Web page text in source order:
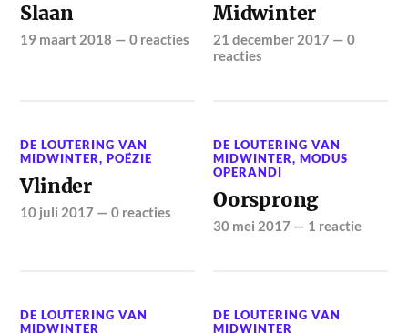
Slaan
19 maart 2018 —0 reacties
Midwinter
21 december 2017 —0
reacties
DE LOUTERING VAN
MIDWINTER,POËZIE
Vlinder
10 juli 2017 —0 reacties
DE LOUTERING VAN
MIDWINTER,MODUS
OPERANDI
Oorsprong
30 mei 2017 — 1 reactie
DE LOUTERING VAN
MIDWINTER
DE LOUTERING VAN
MIDWINTER